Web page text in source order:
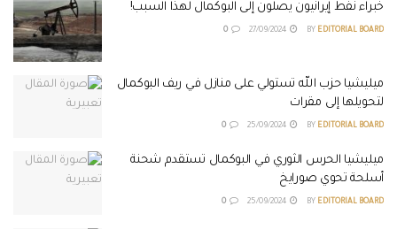
خبراء نفط إيرانيون يصلون إلى البوكمال لهذا السبب!
BY EDITORIAL BOARD
ميليشيا حزب الله تستولي على منازل في ريف البوكمال
لتحويلها إلى مقرات
BY EDITORIAL BOARD
ميليشيا الحرس الثوري في البوكمال تستقدم شحنة
أسلحة تحوي صورايخ
BY EDITORIAL BOARD